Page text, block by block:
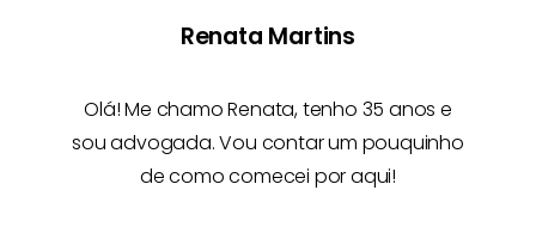
Renata Martins
Olá! Me chamoRenata, tenho 35 anos e
sou advogada. Vou contar um pouquinho
de como comecei por aqui!